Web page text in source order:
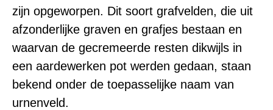
zijn opgeworpen. Dit soort grafvelden, die uit
afzonderlijke graven en grafjes bestaan en
waarvan de gecremeerde resten dikwijls in
een aardewerken pot werden gedaan, staan
bekend onder de toepasselijke naam van
urnenveld.